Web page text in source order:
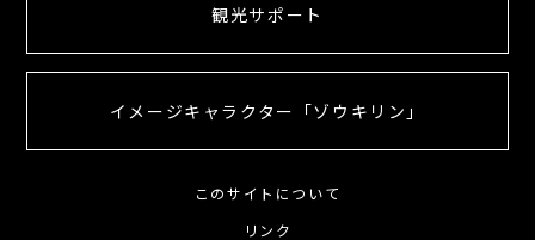
観光サポート
イメージキャラクター「ゾウキリン」
このサイトについて
リンク